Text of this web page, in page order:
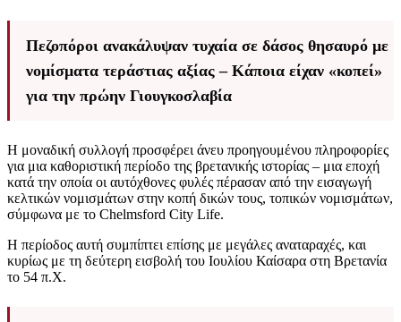
Πεζοπόροι ανακάλυψαν τυχαία σε δάσος θησαυρό με
νομίσματα τεράστιας αξίας – Κάποια είχαν «κοπεί»
για την πρώην Γιουγκοσλαβία
Η μοναδική συλλογή προσφέρει άνευ προηγουμένου πληροφορίες
για μια καθοριστική περίοδο της βρετανικής ιστορίας – μια εποχή
κατά την οποία οι αυτόχθονες φυλές πέρασαν από την εισαγωγή
κελτικών νομισμάτων στην κοπή δικών τους, τοπικών νομισμάτων,
σύμφωνα με το Chelmsford City Life.
Η περίοδος αυτή συμπίπτει επίσης με μεγάλες αναταραχές, και
κυρίως με τη δεύτερη εισβολή του Ιουλίου Καίσαρα στη Βρετανία
το 54 π.Χ.